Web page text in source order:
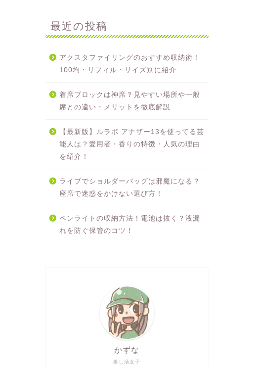
最近の投稿
アクスタファイリングのおすすめ収納術！
100均・リフィル・サイズ別に紹介
着席ブロックは神席？見やすい場所や一般
席との違い・メリットを徹底解説
【最新版】ルラボ アナザー13を使ってる芸
能人は？愛用者・香りの特徴・人気の理由
を紹介！
ライブでショルダーバッグは邪魔になる？
座席で迷惑をかけない選び方！
ペンライトの収納方法！電池は抜く？液漏
れを防ぐ保管のコツ！
推し活女子
かずな